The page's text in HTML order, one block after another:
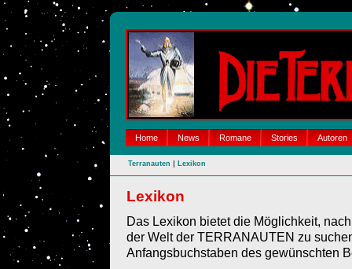
Home News Romane Stories Autoren
Terranauten | Lexikon
Lexikon
Das Lexikon bietet die Möglichkeit,
der Welt der TERRANAUTEN zu
Anfangsbuchstaben des gewünschten